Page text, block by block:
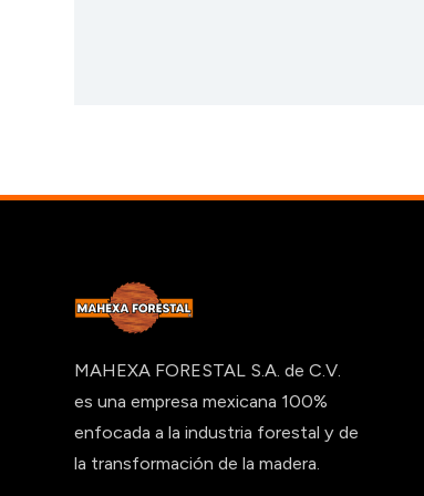
MAHEXA FORESTAL S.A. de C.V.
es una empresa mexicana 100%
enfocada a la industria forestal y de
la transformación de la madera.